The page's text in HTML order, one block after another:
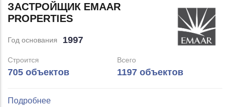
ЗАСТРОЙЩИК EMAAR
PROPERTIES
Год основания 1997
Строится
705 объектов
Всего
1197 объектов
Подробнее